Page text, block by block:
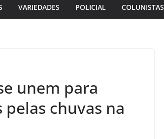
VARIEDADES POLICIAL COLUNISTAS
unem para
chuvas na